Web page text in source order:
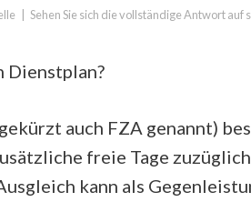
Sehen Sie sich die vollständige Antwort auf
Dienstplan?
auch FZA genannt)
freie Tage
kann als